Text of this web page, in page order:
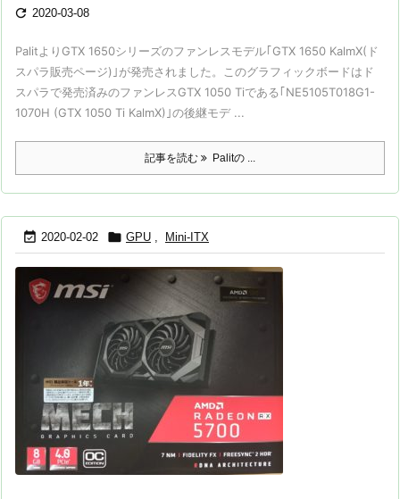
 2020-03-08
PalitよりGTX 1650シリーズのファンレスモデル｢GTX 1650 KalmX(ド
スパラ販売ページ)｣が発売されました。このグラフィックボードはド
スパラで発売済みのファンレスGTX 1050 Tiである｢NE5105T018G1-
1070H (GTX 1050 Ti KalmX)｣の後継モデ ...
記事を読む Palitの ...
 2020-02-02  GPU , Mini-ITX